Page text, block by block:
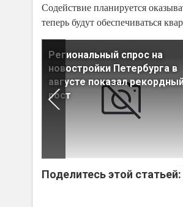
Содействие планируется
теперь будут обеспечиваться
Региональный спрос на
новостройки Петербурга в
августе показал
рост
Поделитесь этой статьей: